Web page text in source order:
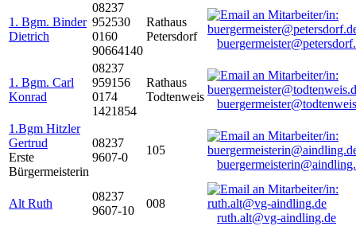
1. Bgm. Binder
Dietrich
08237
952530
0160
90664140
Rathaus
Petersdorf
1. Bgm. Carl
Konrad
08237
959156
0174
1421854
Rathaus
Todtenweis
1.Bgm Hitzler
Gertrud
Erste
Bürgermeisterin
08237
9607-0
105
Alt Ruth
08237
9607-10
008
ruth.alt@vg-aindling.de